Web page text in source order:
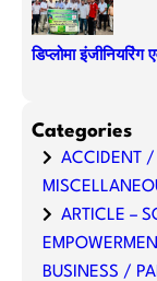
डिप्लोमा
Categories
ACCIDENT
ARTICLE –
BUSINESS /